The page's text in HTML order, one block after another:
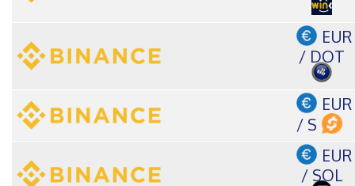
EUR
/ DOT
EUR
/ S
EUR
/ SOL